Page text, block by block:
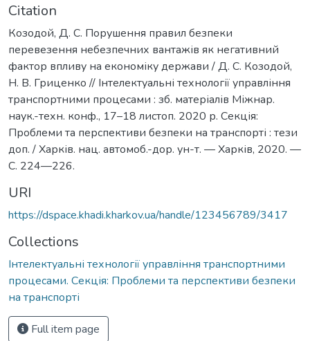
Citation
Козодой, Д. С. Порушення правил безпеки
перевезення небезпечних вантажів як негативний
фактор впливу на економіку держави / Д. С. Козодой,
Н. В. Гриценко // Інтелектуальні технології управління
транспортними процесами : зб. матеріалів Міжнар.
наук.-техн. конф., 17–18 листоп. 2020 р. Секція:
Проблеми та перспективи безпеки на транспорті : тези
доп. / Харків. нац. автомоб.-дор. ун-т. — Харків, 2020. —
С. 224—226.
URI
https://dspace.khadi.kharkov.ua/handle/123456789/3417
Collections
Інтелектуальні технології управління транспортними
процесами. Секція: Проблеми та перспективи безпеки
на транспорті
Full item page